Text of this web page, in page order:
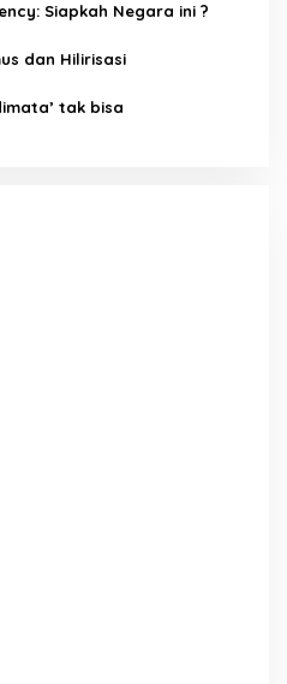
Siapkah Negara ini ?
dan Hilirisasi
tak bisa